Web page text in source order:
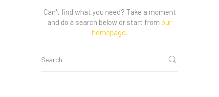
Can't find what you need? Take a moment
and do a search below or start from our
homepage.